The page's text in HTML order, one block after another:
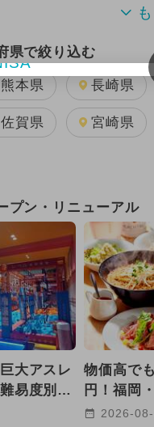
ャラクター
ベント 日帰り
ベント
ント
ント 雨の日
ベント
ベント
ベント
ベント
ウィーク)
県で絞り込む
熊本県 長崎県
佐賀県 宮崎県
プン・リニューアル
大アスレ
易度別コ
本気で挑
物価高で
円！福岡
ーメン三
2026-